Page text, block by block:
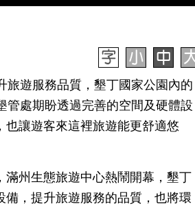
旅遊服務品質，墾丁國家公園內的
管處期盼透過完善的空間及硬體設
讓遊客來這裡旅遊能更舒適悠
州生態旅遊中心熱鬧開幕，墾丁
，提升旅遊服務的品質，也將環